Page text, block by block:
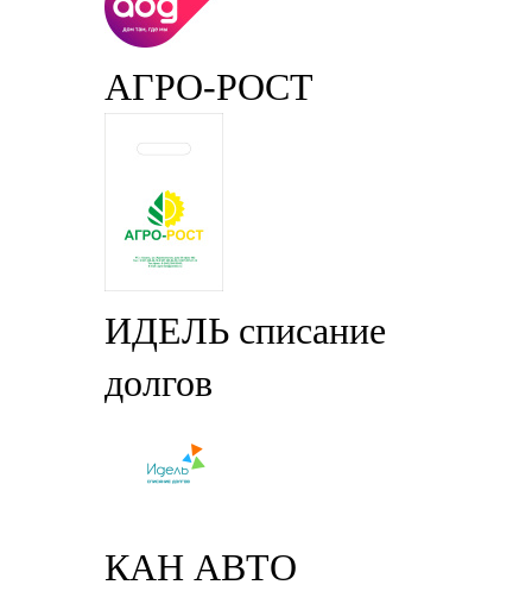
АГРО-РОСТ
ИДЕЛЬ списание
долгов
КАН АВТО